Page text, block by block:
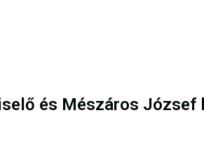
és Mészáros